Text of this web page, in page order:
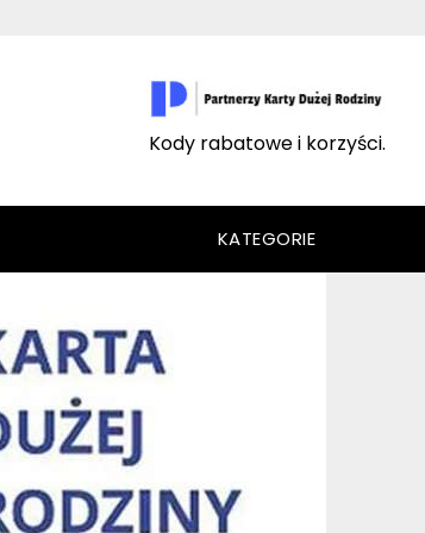
Kody rabatowe i korzyści.
KATEGORIE